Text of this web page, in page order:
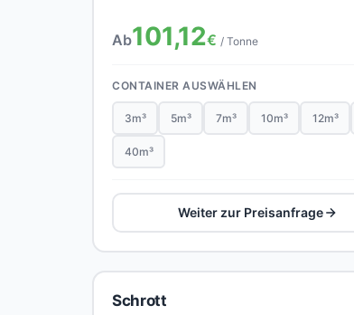
Ab101,12€ / Tonne
CONTAINER AUSWÄHLEN
3m³ 5m³ 7m³ 10m³ 12m³
40m³
Weiter zur Preisanfrage
Schrott